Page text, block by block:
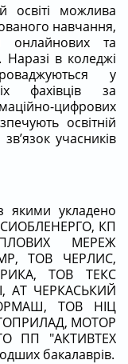
освіті можлива
навчання,
онлайнових та
в коледжі
у
фахівців за
цифрових
освітній
учасників
якими укладено
КП
МЕРЕЖ
ТОВ ЧЕРЛИС,
ТОВ ТЕКС
АТ ЧЕРКАСЬКИЙ
ТОВ НІЦ
МОТОР
ПП "АКТИВТЕХ
бакалаврів.